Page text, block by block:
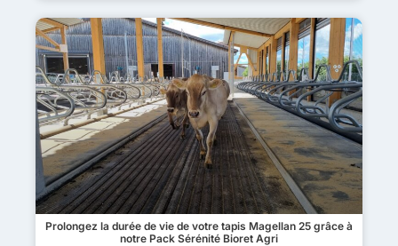
Prolongez la durée de vie de votre tapis Magellan 25 grâce à
notre Pack Sérénité Bioret Agri